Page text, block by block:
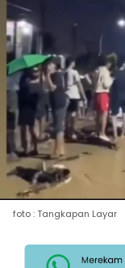
foto : Tangkapan Layar